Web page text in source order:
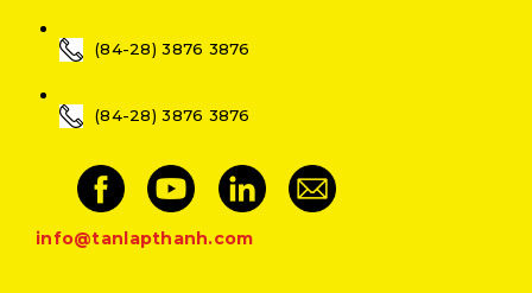
(84-28) 3876 3876
(84-28) 3876 3876
info@tanlapthanh.com